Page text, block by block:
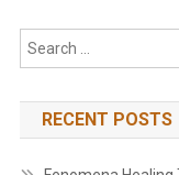
RECENT POSTS